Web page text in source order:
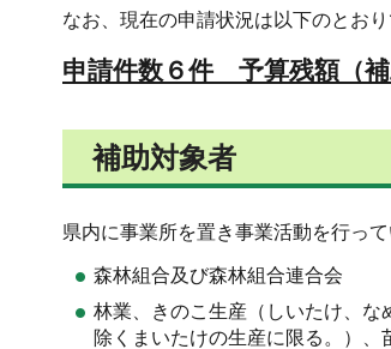
なお、現在の申請状況は以下のとおり
申請件数６件 予算残額（
補助対象者
県内に事業所を置き事業活動を行っ
森林組合及び森林組合連合会
林業、きのこ生産（しいたけ、
除くまいたけの生産に限る。）